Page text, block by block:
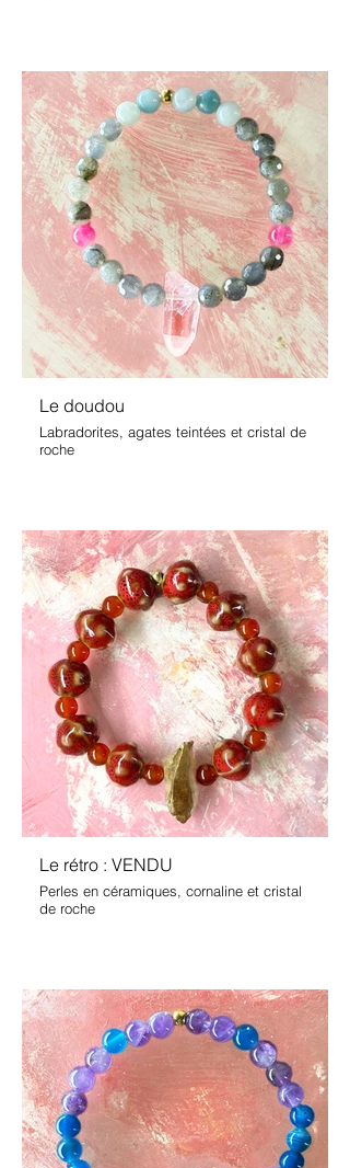
Le doudou
Labradorites, agates teintées et cristal de
roche
Le rétro : VENDU
Perles en céramiques, cornaline et cristal
de roche